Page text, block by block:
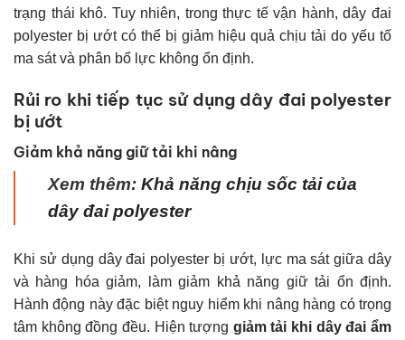
trạng thái khô. Tuy nhiên, trong thực tế vận hành, dây đai
polyester bị ướt có thể bị giảm hiệu quả chịu tải do yếu tố
ma sát và phân bố lực không ổn định.
Rủi ro khi tiếp tục sử dụng dây đai polyester
bị ướt
Giảm khả năng giữ tải khi nâng
Xem thêm: Khả năng chịu sốc tải của
dây đai polyester
Khi sử dụng dây đai polyester bị ướt, lực ma sát giữa dây
và hàng hóa giảm, làm giảm khả năng giữ tải ổn định.
Hành động này đặc biệt nguy hiểm khi nâng hàng có trọng
tâm không đồng đều. Hiện tượng giảm tải khi dây đai ẩm